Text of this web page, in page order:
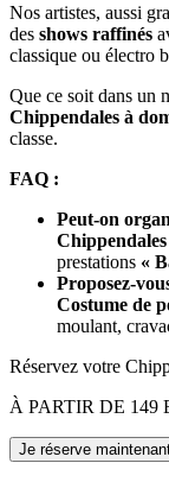
Nos artistes, aussi
des shows raffinés
classique ou électro
Que ce soit dans un
Chippendales à
classe.
FAQ :
Peut-on
prestations «
Proposez-
Costume de
moulant,
Réservez votre
À PARTIR DE 149